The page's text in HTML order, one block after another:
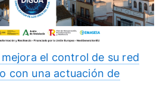
mejora el control de su red
con una actuación de